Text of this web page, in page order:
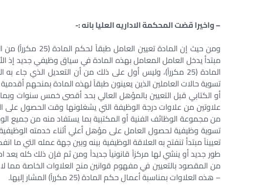
– واخيرا قضت المحكمة الاداريه العليا بانه :-
مبتدأ يدخل العامل المعامل بهذه المادة في سياق وظيفي جديد إذ
تسوية حالات العاملين الذين يعينون طبقاً لهذه المادة بمنحهم
أو الكتابي قبل التعيين بالمؤهل العالي بحد أقصى خمس سنوات
علاوتين من علاوات درجة الوظيفة التي يشغلونها وقت الحصول على
تسوية وظيفية لحصول العامل على مؤهل أعلي أثناء خدمته
تعييناً مبتدأ تنفتح به العلاقة الوظيفية بينه وبين جهة عمله التي
طور جديد أو ينشي لها مركزاً قانونياً جديداً ومن ثم فإن ذلك كله
من المقصود بالتعيين في مفهوم قوانين منح العلاوات الخاصة مما لا
– هذه العلاوات بمناسبة أعمال حكم المادة (25 مكرراً) المشار إليها.